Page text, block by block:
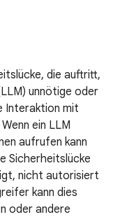
die auftritt,
unnötige oder
Interaktion mit
ein LLM
aufrufen kann
Sicherheitslücke
nicht autorisiert
kann dies
oder andere